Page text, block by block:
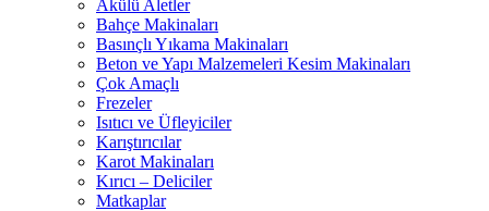
Akülü Aletler
Bahçe Makinaları
Basınçlı Yıkama Makinaları
Beton ve Yapı Malzemeleri Kesim Makinaları
Çok Amaçlı
Frezeler
Isıtıcı ve Üfleyiciler
Karıştırıcılar
Karot Makinaları
Kırıcı – Deliciler
Matkaplar